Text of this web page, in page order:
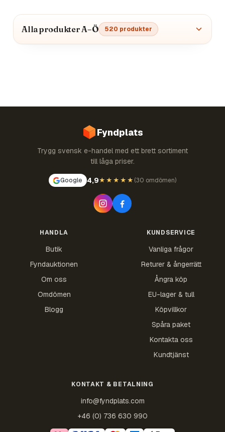
Alla produkter A–Ö 520 produkter
Fyndplats
Trygg svensk e-handel med ett brett sortiment
till låga priser.
Google 4,9★★★★★ (30 omdömen)
HANDLA
Butik
Fyndauktionen
Om oss
Omdömen
Blogg
KUNDSERVICE
Vanliga frågor
Returer & ångerrätt
Ångra köp
EU-lager & tull
Köpvillkor
Spåra paket
Kontakta oss
Kundtjänst
KONTAKT & BETALNING
info@fyndplats.com
+46 (0) 736 630 990